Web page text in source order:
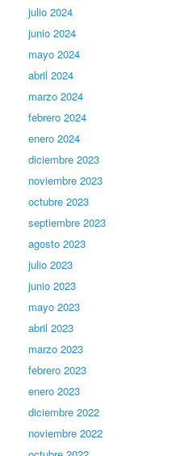
julio 2024
junio 2024
mayo 2024
abril 2024
marzo 2024
febrero 2024
enero 2024
diciembre 2023
noviembre 2023
octubre 2023
septiembre 2023
agosto 2023
julio 2023
junio 2023
mayo 2023
abril 2023
marzo 2023
febrero 2023
enero 2023
diciembre 2022
noviembre 2022